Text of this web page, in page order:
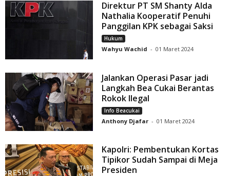
Direktur PT SM Shanty Alda
Nathalia Kooperatif Penuhi
Panggilan KPK sebagai Saksi
Hukum
Wahyu Wachid - 01 Maret 2024
Jalankan Operasi Pasar jadi
Langkah Bea Cukai Berantas
Rokok Ilegal
Info Beacukai
Anthony Djafar - 01 Maret 2024
Kapolri: Pembentukan Kortas
Tipikor Sudah Sampai di Meja
Presiden